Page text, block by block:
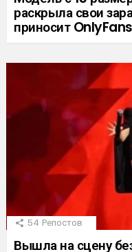
раскрыла свои
приносит OnlyFans
54 Репостов
Вышла на сцену